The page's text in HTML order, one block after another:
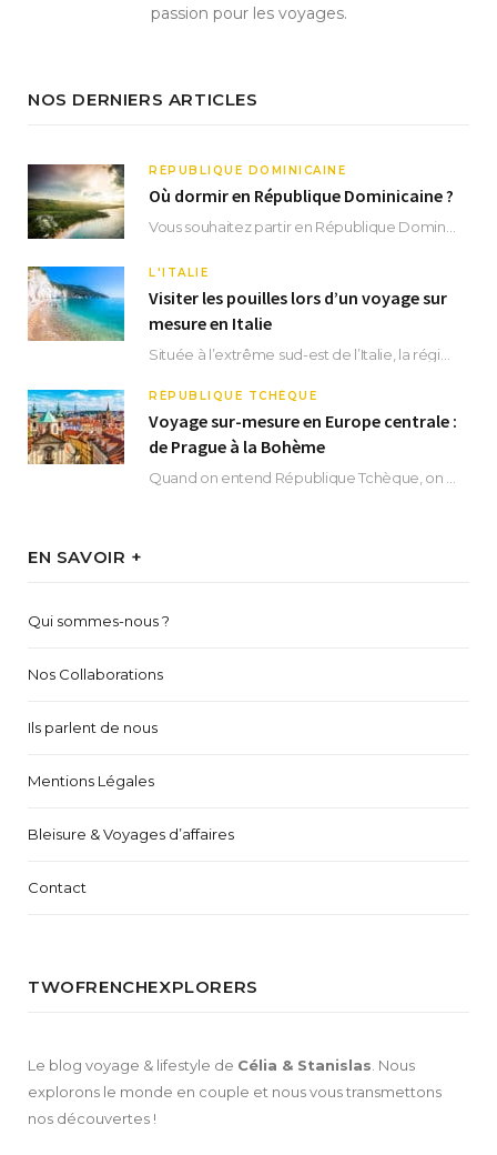
passion pour les voyages.
NOS DERNIERS ARTICLES
RÉPUBLIQUE DOMINICAINE
Où dormir en République Dominicaine ?
L'ITALIE
Visiter les pouilles lors d’un voyage sur
mesure en Italie
RÉPUBLIQUE TCHÈQUE
Voyage sur-mesure en Europe centrale :
de Prague à la Bohème
EN SAVOIR +
Qui sommes-nous ?
Nos Collaborations
Ils parlent de nous
Mentions Légales
Bleisure & Voyages d’affaires
Contact
TWOFRENCHEXPLORERS
Le blog voyage & lifestyle de Célia & Stanislas . Nous
explorons le monde en couple et nous vous transmettons
nos découvertes !